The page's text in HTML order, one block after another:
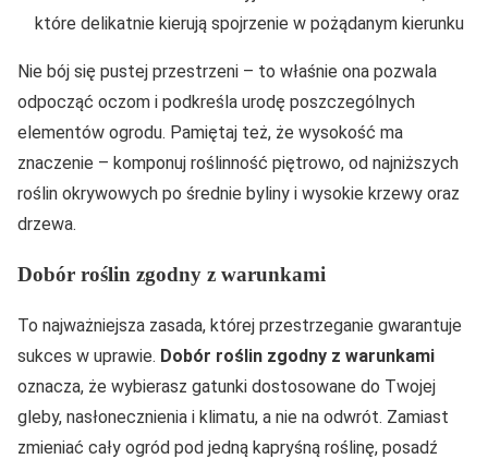
które delikatnie kierują spojrzenie w pożądanym kierunku
Nie bój się pustej przestrzeni – to właśnie ona pozwala
odpocząć oczom i podkreśla urodę poszczególnych
elementów ogrodu. Pamiętaj też, że wysokość ma
znaczenie – komponuj roślinność piętrowo, od najniższych
roślin okrywowych po średnie byliny i wysokie krzewy oraz
drzewa.
Dobór roślin zgodny z warunkami
To najważniejsza zasada, której przestrzeganie gwarantuje
sukces w uprawie. Dobór roślin zgodny z warunkami
oznacza, że wybierasz gatunki dostosowane do Twojej
gleby, nasłonecznienia i klimatu, a nie na odwrót. Zamiast
zmieniać cały ogród pod jedną kapryśną roślinę, posadź